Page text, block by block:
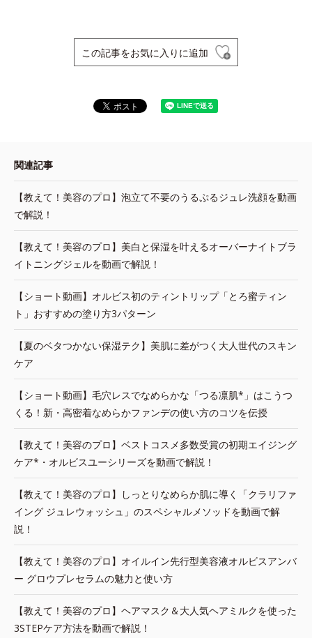
この記事をお気に入りに追加
関連記事
【教えて！美容のプロ】泡立て不要のうるぷるジュレ洗顔を動画
で解説！
【教えて！美容のプロ】美白と保湿を叶えるオーバーナイトブラ
イトニングジェルを動画で解説！
【ショート動画】オルビス初のティントリップ「とろ蜜ティン
ト」おすすめの塗り方3パターン
【夏のベタつかない保湿テク】美肌に差がつく大人世代のスキン
ケア
【ショート動画】毛穴レスでなめらかな「つる凛肌*」はこうつ
くる！新・高密着なめらかファンデの使い方のコツを伝授
【教えて！美容のプロ】ベストコスメ多数受賞の初期エイジング
ケア*・オルビスユーシリーズを動画で解説！
【教えて！美容のプロ】しっとりなめらか肌に導く「クラリファ
イング ジュレウォッシュ」のスペシャルメソッドを動画で解
説！
【教えて！美容のプロ】オイルイン先行型美容液オルビスアンバ
ー グロウプレセラムの魅力と使い方
【教えて！美容のプロ】ヘアマスク＆大人気ヘアミルクを使った
3STEPケア方法を動画で解説！